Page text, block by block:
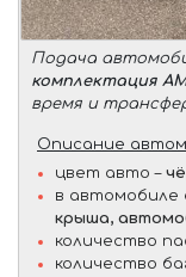
Подача
комплектация
время и
Описание
цвет авто –
в автомобиле
крыша,
количество
количество